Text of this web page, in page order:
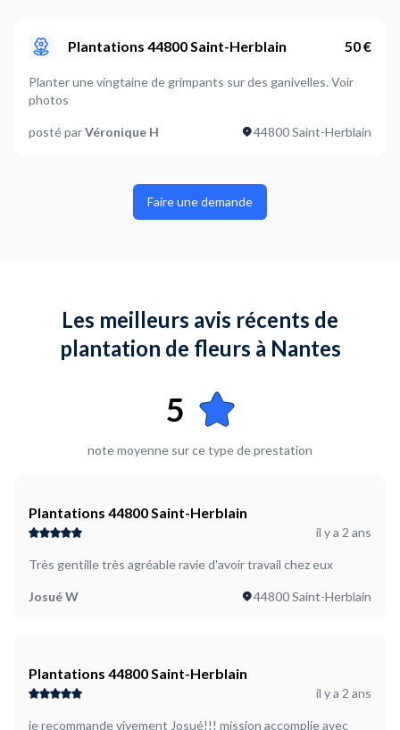
Plantations 44800 Saint-Herblain 50 €
Planter une vingtaine de grimpants sur des ganivelles. Voir
photos
posté parVéronique H 44800 Saint-Herblain
Faire une demande
Les meilleurs avis récents de
plantation de fleurs à Nantes
5
note moyenne sur ce type de prestation
Plantations 44800 Saint-Herblain
il y a 2 ans
Très gentille très agréable ravie d'avoir travail chez eux
Josué W 44800 Saint-Herblain
Plantations 44800 Saint-Herblain
il y a 2 ans
je recommande vivement Josué!!! mission accomplie avec